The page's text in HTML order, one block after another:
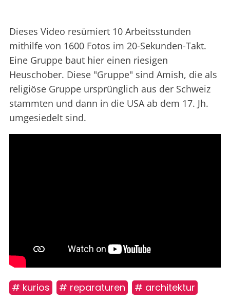
Dieses Video resümiert 10 Arbeitsstunden
mithilfe von 1600 Fotos im 20-Sekunden-Takt.
Eine Gruppe baut hier einen riesigen
Heuschober. Diese "Gruppe" sind Amish, die als
religiöse Gruppe ursprünglich aus der Schweiz
stammten und dann in die USA ab dem 17. Jh.
umgesiedelt sind.
# kurios # reparaturen # architektur